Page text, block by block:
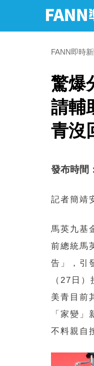
FANN即時
驚爆
請輔
青沒
發布時間
記者簡靖
馬英九基
前總統馬
告」，引
（27日
美青目前
「家變
不料親自